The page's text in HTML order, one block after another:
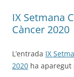
IX Setmana
Càncer 2020
L’entrada IX
2020 ha aparegut